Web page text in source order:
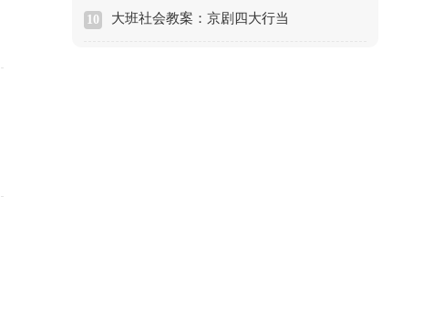
10 大班社会教案：京剧四大行当